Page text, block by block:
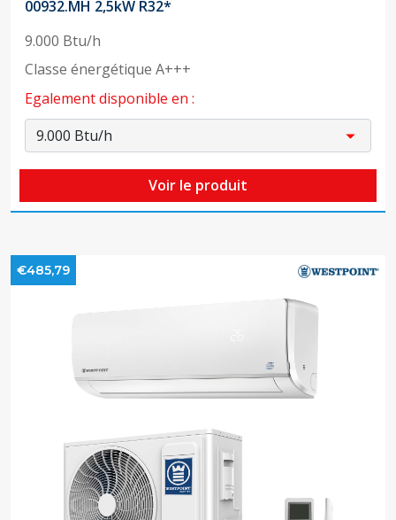
00932.MH 2,5kW R32*
9.000 Btu/h
Classe énergétique A+++
Egalement disponible en :
Voir le produit
€485,79